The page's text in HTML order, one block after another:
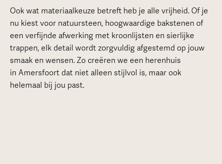
Ook wat materiaalkeuze betreft heb je alle vrijheid. Of je
nu kiest voor natuursteen, hoogwaardige bakstenen of
een verfijnde afwerking met kroonlijsten en sierlijke
trappen, elk detail wordt zorgvuldig afgestemd op jouw
smaak en wensen. Zo creëren we een herenhuis
in Amersfoort dat niet alleen stijlvol is, maar ook
helemaal bij jou past.